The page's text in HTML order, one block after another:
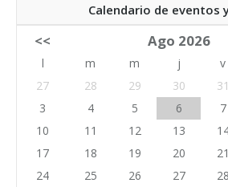
Calendario de eventos
<< Ago 2026
l m m j v
27
28 29 30 31
3
4 5 6 7
10
11 12 13
17
18 19 20 21
24
25 26 27 28